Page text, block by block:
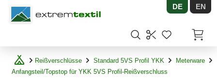
Shopware DE EN
Reißverschlüsse Standard 5VS Profil YKK
Meterware
Anfangsteil/Topstop für YKK 5VS Profil-Reißverschluss